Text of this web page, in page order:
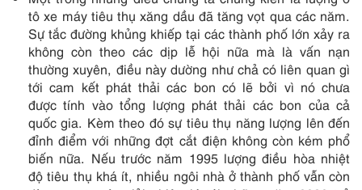
tô xe máy tiêu thụ xăng dầu đã tăng vọt qua các năm.
Sự tắc đường khủng khiếp tại các thành phố lớn xảy ra
không còn theo các dịp lễ hội nữa mà là vấn nạn
thường xuyên, điều này dường như chả có liên quan gì
tới cam kết phát thải các bon có lẽ bởi vì nó chưa
được tính vào tổng lượng phát thải các bon của cả
quốc gia. Kèm theo đó sự tiêu thụ năng lượng lên đến
đỉnh điểm với những đợt cắt điện không còn kém phổ
biến nữa. Nếu trước năm 1995 lượng điều hòa nhiệt
độ tiêu thụ khá ít, nhiều ngôi nhà ở thành phố vẫn còn